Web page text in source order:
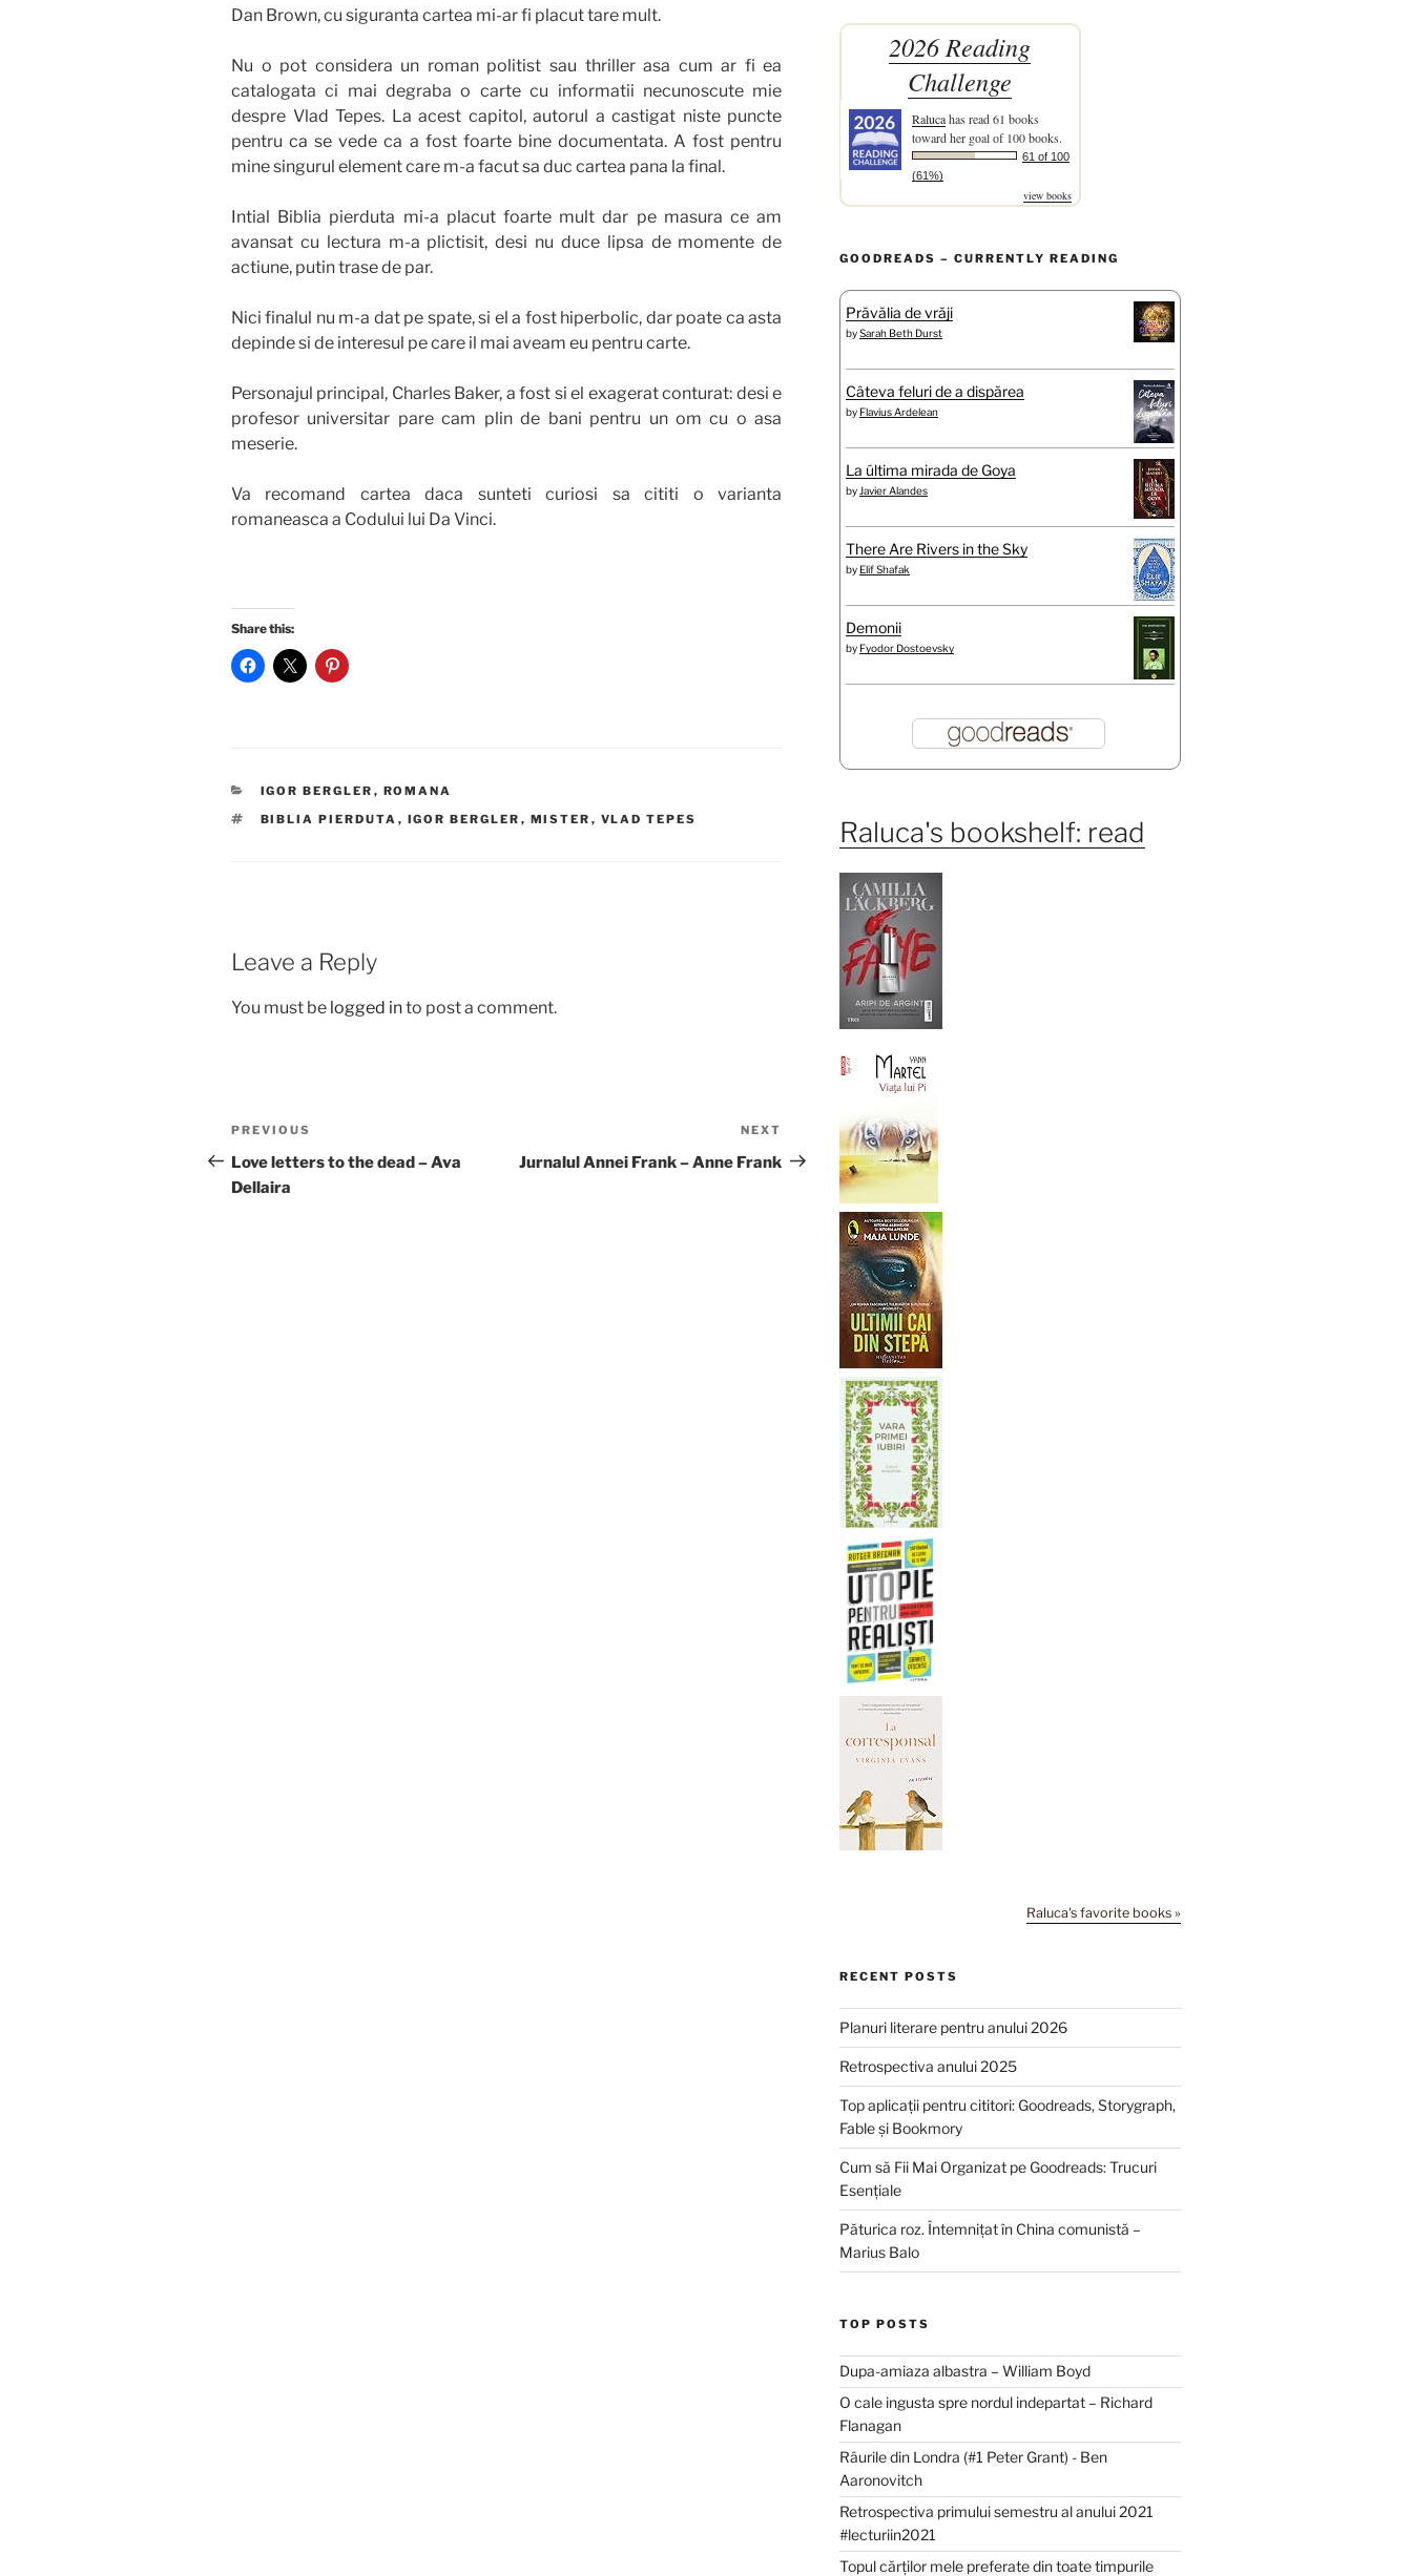
Dan Brown, cu siguranta cartea mi-ar fi placut tare mult.
Nu o pot considera un roman politist sau thriller asa cum ar fi ea
catalogata ci mai degraba o carte cu informatii necunoscute mie
despre Vlad Tepes. La acest capitol, autorul a castigat niste puncte
pentru ca se vede ca a fost foarte bine documentata. A fost pentru
mine singurul element care m-a facut sa duc cartea pana la final.
Intial Biblia pierduta mi-a placut foarte mult dar pe masura ce am
avansat cu lectura m-a plictisit, desi nu duce lipsa de momente de
actiune, putin trase de par.
Nici finalul nu m-a dat pe spate, si el a fost hiperbolic, dar poate ca asta
depinde si de interesul pe care il mai aveam eu pentru carte.
Personajul principal, Charles Baker, a fost si el exagerat conturat: desi e
profesor universitar pare cam plin de bani pentru un om cu o asa
meserie.
Va recomand cartea daca sunteti curiosi sa cititi o varianta
romaneasca a Codului lui Da Vinci.
Share this:
CATEGORIES
IGOR BERGLER , ROMANA
TAGS
BIBLIA PIERDUTA , IGOR BERGLER , MISTER , VLAD TEPES
Leave a Reply
You must be logged into post a comment.
Post
navigation
Previous
Post
PREVIOUS
Love letters to the dead – Ava
Dellaira
Post
NEXT
Jurnalul Annei Frank – Anne Frank
2026 Reading
Challenge
Ralucahas read 61 books
toward her goal of 100 books.
61 of 100
(61%)
view books
GOODREADS – CURRENTLY READING
Prăvălia de vrăji
bySarah Beth Durst
Câteva feluri de a dispărea
by Flavius Ardelean
La última mirada de Goya
by Javier Alandes
There Are Rivers in the Sky
by Elif Shafak
Demonii
by Fyodor Dostoevsky
Raluca's bookshelf: read
Raluca's favorite books »
RECENT POSTS
Planuri literare pentru anului 2026
Retrospectiva anului 2025
Top aplicații pentru cititori: Goodreads, Storygraph,
Fable și Bookmory
Cum să Fii Mai Organizat pe Goodreads: Trucuri
Esențiale
Păturica roz. Întemnițat în China comunistă –
Marius Balo
TOP POSTS
Dupa-amiaza albastra – William Boyd
O cale ingusta spre nordul indepartat – Richard
Flanagan
Râurile din Londra (#1 Peter Grant) - Ben
Aaronovitch
Retrospectiva primului semestru al anului 2021
#lecturiin2021
Topul cărților mele preferate din toate timpurile